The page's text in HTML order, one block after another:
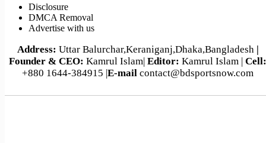
Disclosure
DMCA Removal
Advertise with us
Address: Uttar Balurchar,Keraniganj,Dhaka,Bangladesh |
Founder & CEO: Kamrul Islam| Editor: Kamrul Islam | Cell:
+880 1644-384915 |E-mail contact@bdsportsnow.com